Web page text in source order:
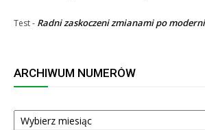
Test- Radni zaskoczeni zmianami po
ARCHIWUM NUMERÓW
ARCHIWUM
NUMERÓW